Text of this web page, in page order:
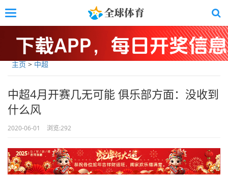
to
main
Toggle
主页>中超
中超4月开赛几无可能 俱乐部方面：没收到
什么风
2020-06-01 浏览:292